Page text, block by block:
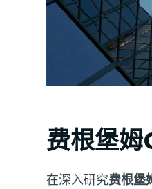
费根堡
在深入研究费根堡